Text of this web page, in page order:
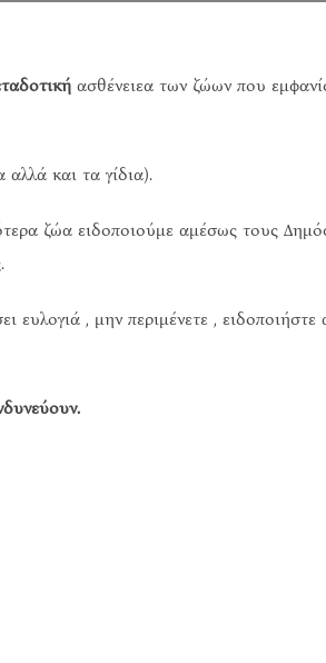
ασθένειεα των ζώων που
και τα γίδια).
ζώα ειδοποιούμε αμέσως τους
ευλογιά , μην περιμένετε ,